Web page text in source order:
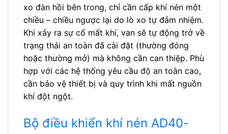
xo đàn hồi bên trong, chỉ cần cấp khí nén một
chiều – chiều ngược lại do lò xo tự đảm nhiệm.
Khi xảy ra sự cố mất khí, van sẽ tự động trở về
trạng thái an toàn đã cài đặt (thường đóng
hoặc thường mở) mà không cần can thiệp. Phù
hợp với các hệ thống yêu cầu độ an toàn cao,
cần bảo vệ thiết bị và quy trình khi mất nguồn
khí đột ngột.
Bộ điều khiển khí nén AD40-